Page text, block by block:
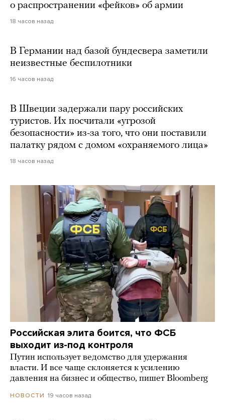
о распространении «фейков» об армии
18 часов назад
В Германии над базой бундесвера заметили
неизвестные беспилотники
16 часов назад
В Швеции задержали пару российских
туристов. Их посчитали «угрозой
безопасности» из-за того, что они поставили
палатку рядом с домом «охраняемого лица»
18 часов назад
Российская элита боится, что ФСБ
выходит из-под контроля
Путин использует ведомство для удержания
власти. И все чаще склоняется к усилению
давления на бизнес и общество, пишет Bloomberg
НОВОСТИ 19 часов назад